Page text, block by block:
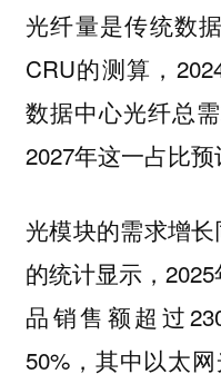
光纤量是传统数
CRU的测算，
数据中心光纤总
2027年这一占比预
光模块的需求增
的统计显示，
品销售额超过
50%，其中以太